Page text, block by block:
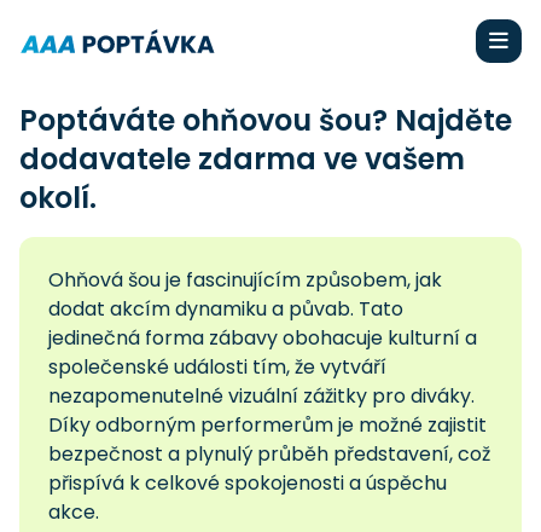
Poptáváte ohňovou šou? Najděte
dodavatele zdarma ve vašem
okolí.
Ohňová šou je fascinujícím způsobem, jak
dodat akcím dynamiku a půvab. Tato
jedinečná forma zábavy obohacuje kulturní a
společenské události tím, že vytváří
nezapomenutelné vizuální zážitky pro diváky.
Díky odborným performerům je možné zajistit
bezpečnost a plynulý průběh představení, což
přispívá k celkové spokojenosti a úspěchu
akce.